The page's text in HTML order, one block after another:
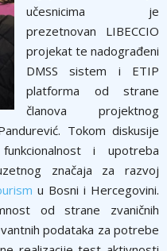
učesnicima je
prezetnovan LIBECCIO
projekat te nadograđeni
DMSS sistem i ETIP
platforma od strane
članova projektnog
Tokom diskusije
i upotreba
značaja za razvoj
u Bosni i Hercegovini.
od strane zvaničnih
podataka za potrebe